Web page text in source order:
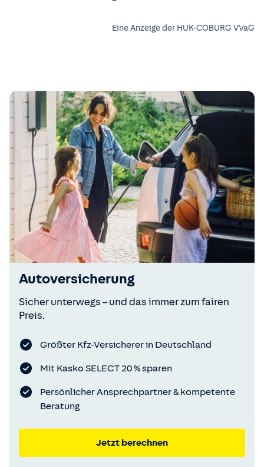
Eine Anzeige der HUK-COBURG VVaG
Autoversicherung
Sicher unterwegs – und das immer zum fairen
Preis.
Größter Kfz-Versicherer in Deutschland
Mit Kasko SELECT 20 % sparen
Persönlicher Ansprechpartner & kompetente
Beratung
Jetzt berechnen